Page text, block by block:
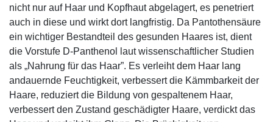
nicht nur auf Haar und Kopfhaut abgelagert, es penetriert
auch in diese und wirkt dort langfristig. Da Pantothensäure
ein wichtiger Bestandteil des gesunden Haares ist, dient
die Vorstufe D-Panthenol laut wissenschaftlicher Studien
als „Nahrung für das Haar”. Es verleiht dem Haar lang
andauernde Feuchtigkeit, verbessert die Kämmbarkeit der
Haare, reduziert die Bildung von gespaltenem Haar,
verbessert den Zustand geschädigter Haare, verdickt das